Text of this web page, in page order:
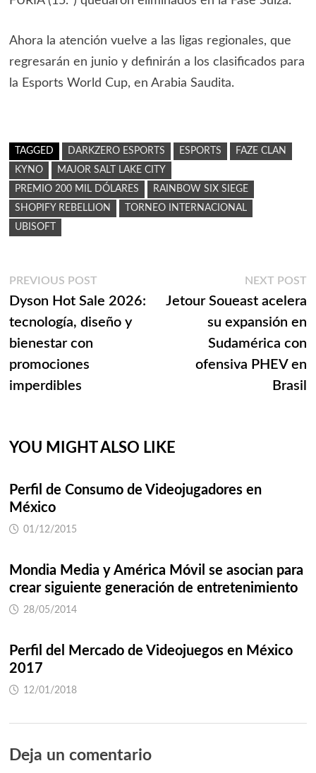
Ahora la atención vuelve a las ligas regionales, que
regresarán en junio y definirán a los clasificados para
la Esports World Cup, en Arabia Saudita.
TAGGED DARKZERO ESPORTS ESPORTS
FAZE CLAN
KYNO
MAJOR SALT LAKE CITY
PREMIO 200 MIL DÓLARES
RAINBOW SIX SIEGE
SHOPIFY REBELLION
TORNEO INTERNACIONAL
UBISOFT
Navegación
de
entradas
PREVIOUS POSTPrevious
post:
Dyson Hot Sale 2026:
tecnología, diseño y
bienestar con
promociones
imperdibles
NEXT POST
Jetour Soueast acelera
su expansión en
Sudamérica con
ofensiva PHEV en
Brasil
YOU MIGHT ALSO LIKE
Perfil de Consumo de Videojugadores en
México
01/12/2015
Mondia Media y América Móvil se asocian para
crear siguiente generación de entretenimiento
28/05/2014
Perfil del Mercado de Videojuegos en México
2017
12/01/2018
Deja un comentario